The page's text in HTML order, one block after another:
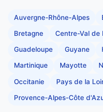
Auvergne-Rhône-Alpes
Bretagne Centre-Val de
Guadeloupe Guyane
Martinique Mayotte
Occitanie Pays de la
Provence-Alpes-Côte